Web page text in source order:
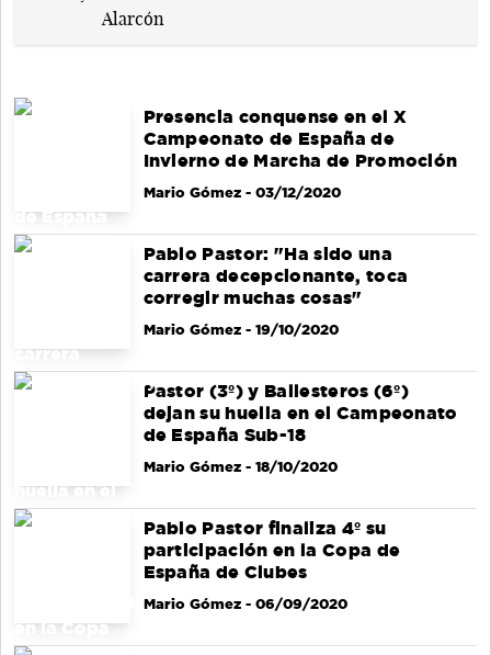
Presencia conquense en el X
Campeonato de España de
Invierno de Marcha de Promoción
Mario Gómez- 03/12/2020
Pablo Pastor: "Ha sido una
carrera decepcionante, toca
corregir muchas cosas"
Mario Gómez- 19/10/2020
Pastor (3º) y Ballesteros (6º)
dejan su huella en el Campeonato
de España Sub-18
Mario Gómez- 18/10/2020
Pablo Pastor finaliza 4º su
participación en la Copa de
España de Clubes
Mario Gómez- 06/09/2020